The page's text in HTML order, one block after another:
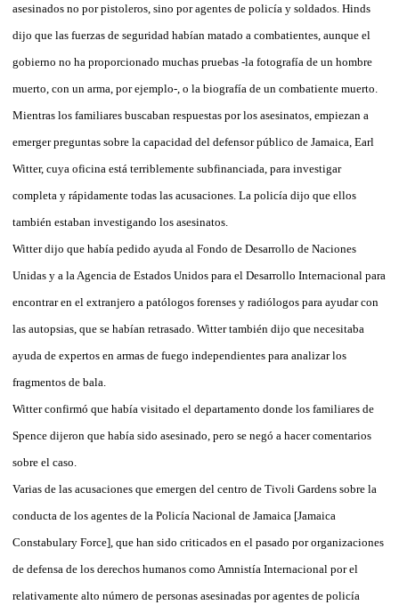
asesinados no por pistoleros, sino por agentes de policía y soldados. Hinds
dijo que las fuerzas de seguridad habían matado a combatientes, aunque el
gobierno no ha proporcionado muchas pruebas -la fotografía de un hombre
muerto, con un arma, por ejemplo-, o la biografía de un combatiente muerto.
Mientras los familiares buscaban respuestas por los asesinatos, empiezan a
emerger preguntas sobre la capacidad del defensor público de Jamaica, Earl
Witter, cuya oficina está terriblemente subfinanciada, para investigar
completa y rápidamente todas las acusaciones. La policía dijo que ellos
también estaban investigando los asesinatos.
Witter dijo que había pedido ayuda al Fondo de Desarrollo de Naciones
Unidas y a la Agencia de Estados Unidos para el Desarrollo Internacional para
encontrar en el extranjero a patólogos forenses y radiólogos para ayudar con
las autopsias, que se habían retrasado. Witter también dijo que necesitaba
ayuda de expertos en armas de fuego independientes para analizar los
fragmentos de bala.
Witter confirmó que había visitado el departamento donde los familiares de
Spence dijeron que había sido asesinado, pero se negó a hacer comentarios
sobre el caso.
Varias de las acusaciones que emergen del centro de Tivoli Gardens sobre la
conducta de los agentes de la Policía Nacional de Jamaica [Jamaica
Constabulary Force], que han sido criticados en el pasado por organizaciones
de defensa de los derechos humanos como Amnistía Internacional por el
relativamente alto número de personas asesinadas por agentes de policía